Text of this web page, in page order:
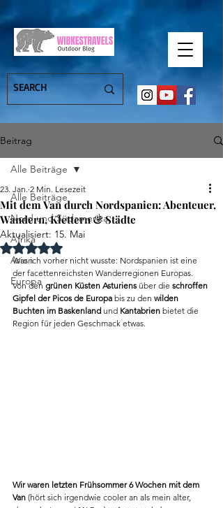
Beitrag
Alle Beiträge
Nord und Südamerika
Afrika
Asien
Europa
Alle Beiträge
Mit dem Van durch Nordspanien: Abenteuer,
Wandern, Klettern & Städte
23. Jan. 2 Min. Lesezeit
Aktualisiert: 15. Mai
Mit NaN von 5 Sternen bewertet.
Was ich vorher nicht wusste: Nordspanien ist eine
der facettenreichsten Wanderregionen Europas.
Von den grünen Küsten Asturiens über die schroffen
Gipfel der Picos de Europa bis zu den wilden
Buchten im Baskenland und Kantabrien bietet die
Region für jeden Geschmack etwas.
Wir waren letzten Frühsommer 6 Wochen mit dem
Van (hört sich irgendwie cooler an als mein alter,